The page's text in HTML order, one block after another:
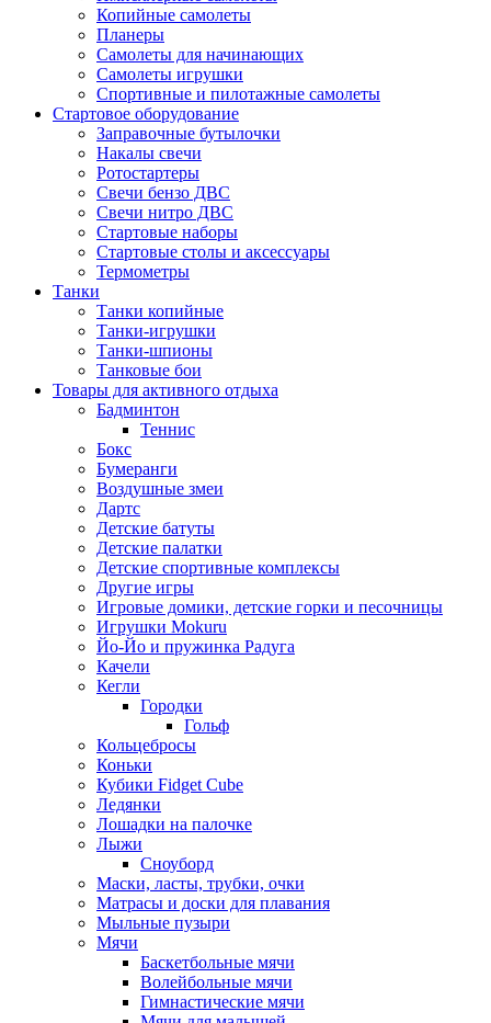
Копийные самолеты
Планеры
Самолеты для начинающих
Самолеты игрушки
Спортивные и пилотажные самолеты
Стартовое оборудование
Заправочные бутылочки
Накалы свечи
Ротостартеры
Свечи бензо ДВС
Свечи нитро ДВС
Стартовые наборы
Стартовые столы и аксессуары
Термометры
Танки
Танки копийные
Танки-игрушки
Танки-шпионы
Танковые бои
Товары для активного отдыха
Бадминтон
Теннис
Бокс
Бумеранги
Воздушные змеи
Дартс
Детские батуты
Детские палатки
Детские спортивные комплексы
Другие игры
Игровые домики, детские горки и песочницы
Игрушки Mokuru
Йо-Йо и пружинка Радуга
Качели
Кегли
Городки
Гольф
Кольцебросы
Коньки
Кубики Fidget Cube
Ледянки
Лошадки на палочке
Лыжи
Сноуборд
Маски, ласты, трубки, очки
Матрасы и доски для плавания
Мыльные пузыри
Мячи
Баскетбольные мячи
Волейбольные мячи
Гимнастические мячи